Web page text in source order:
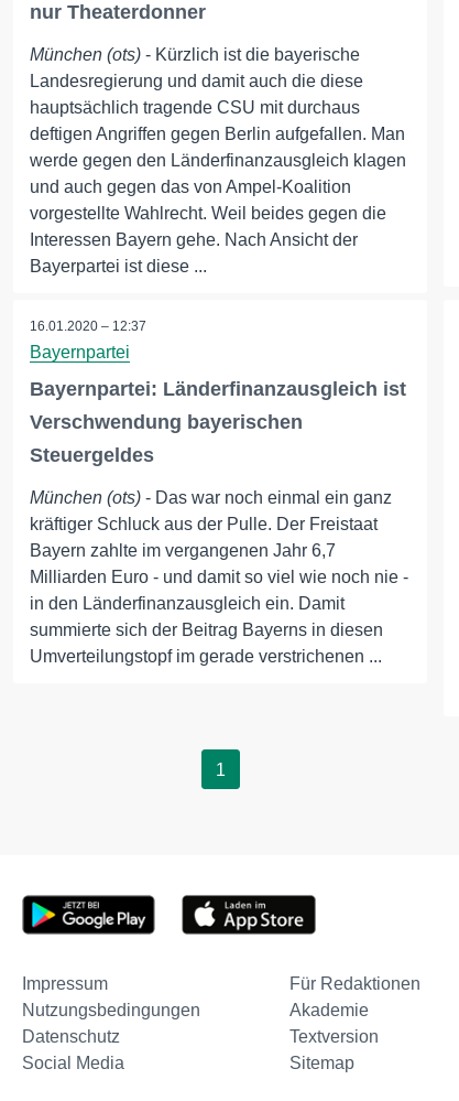
nur Theaterdonner
München (ots)- Kürzlich ist die bayerische
Landesregierung und damit auch die diese
hauptsächlich tragende CSU mit durchaus
deftigen Angriffen gegen Berlin aufgefallen. Man
werde gegen den Länderfinanzausgleich klagen
und auch gegen das von Ampel-Koalition
vorgestellte Wahlrecht. Weil beides gegen die
Interessen Bayern gehe. Nach Ansicht der
Bayerpartei ist diese ...
16.01.2020 – 12:37
Bayernpartei
Bayernpartei: Länderfinanzausgleich ist
Verschwendung bayerischen
Steuergeldes
München (ots)- Das war noch einmal ein ganz
kräftiger Schluck aus der Pulle. Der Freistaat
Bayern zahlte im vergangenen Jahr 6,7
Milliarden Euro - und damit so viel wie noch nie -
in den Länderfinanzausgleich ein. Damit
summierte sich der Beitrag Bayerns in diesen
Umverteilungstopf im gerade verstrichenen ...
1
Impressum Für Redaktionen
Nutzungsbedingungen
Akademie
Datenschutz
Textversion
Social Media
Sitemap